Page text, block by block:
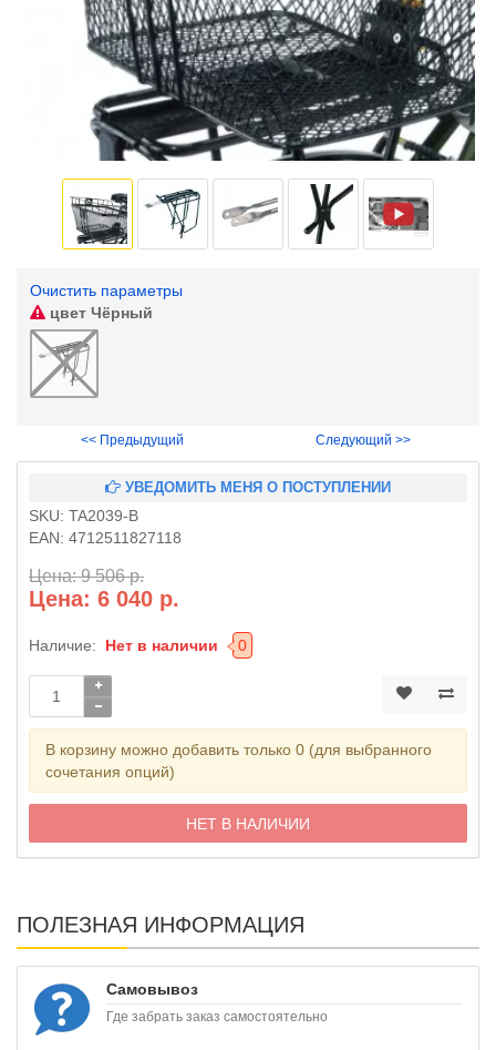
Очистить параметры
цвет Чёрный
<< Предыдущий Следующий >>
УВЕДОМИТЬ МЕНЯ О ПОСТУПЛЕНИИ
SKU: TA2039-B
EAN: 4712511827118
Цена: 9 506 р.
Цена: 6 040 р.
Наличие: Нет в наличии 0
В корзину можно добавить только 0 (для выбранного
сочетания опций)
НЕТ В НАЛИЧИИ
ПОЛЕЗНАЯ ИНФОРМАЦИЯ
Самовывоз
Где забрать заказ самостоятельно